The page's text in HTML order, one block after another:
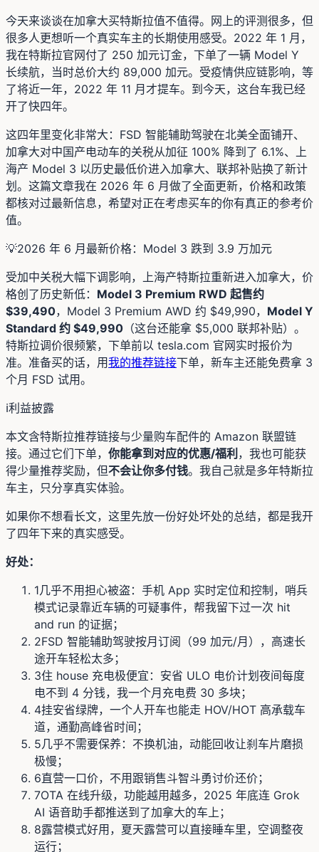
今天来谈谈在加拿大买特斯拉值不值得。网上的评测很多，但
很多人更想听一个真实车主的长期使用感受。2022 年 1 月，
我在特斯拉官网付了 250 加元订金，下单了一辆 Model Y
长续航，当时总价大约 89,000 加元。受疫情供应链影响，等
了将近一年，2022 年 11 月才提车。到今天，这台车我已经
开了快四年。
这四年里变化非常大：FSD 智能辅助驾驶在北美全面铺开、
加拿大对中国产电动车的关税从加征 100% 降到了 6.1%、上
海产 Model 3 以历史最低价进入加拿大、联邦补贴换了新计
划。这篇文章我在 2026 年 6 月做了全面更新，价格和政策
都核对过最新信息，希望对正在考虑买车的你有真正的参考价
值。
💡2026 年 6 月最新价格：Model 3 跌到 3.9 万加元
受加中关税大幅下调影响，上海产特斯拉重新进入加拿大，价
格创了历史新低： Model 3 Premium RWD 起售约
$39,490，Model 3 Premium AWD 约 $49,990， Model Y
Standard 约 $49,990 （这台还能拿 $5,000 联邦补贴）。
特斯拉调价很频繁，下单前以 tesla.com 官网实时报价为
准。准备买的话，用我的推荐链接下单，新车主还能免费拿 3
个月 FSD 试用。
ℹ️利益披露
本文含特斯拉推荐链接与少量购车配件的 Amazon 联盟链
接。通过它们下单， 你能拿到对应的优惠/福利 ，我也可能获
得少量推荐奖励，但不会让你多付钱。我自己就是多年特斯拉
车主，只分享真实体验。
如果你不想看长文，这里先放一份好处坏处的总结，都是我开
了四年下来的真实感受。
好处：
1几乎不用担心被盗：手机 App 实时定位和控制，哨兵
模式记录靠近车辆的可疑事件，帮我留下过一次 hit
and run 的证据；
2FSD 智能辅助驾驶按月订阅（99 加元/月），高速长
途开车轻松太多；
3住 house 充电极便宜：安省 ULO 电价计划夜间每度
电不到 4 分钱，我一个月充电费 30 多块；
4挂安省绿牌，一个人开车也能走 HOV/HOT 高承载车
道，通勤高峰省时间；
5几乎不需要保养：不换机油，动能回收让刹车片磨损
极慢；
6直营一口价，不用跟销售斗智斗勇讨价还价；
7OTA 在线升级，功能越用越多，2025 年底连 Grok
AI 语音助手都推送到了加拿大的车上；
8露营模式好用，夏天露营可以直接睡车里，空调整夜
运行；